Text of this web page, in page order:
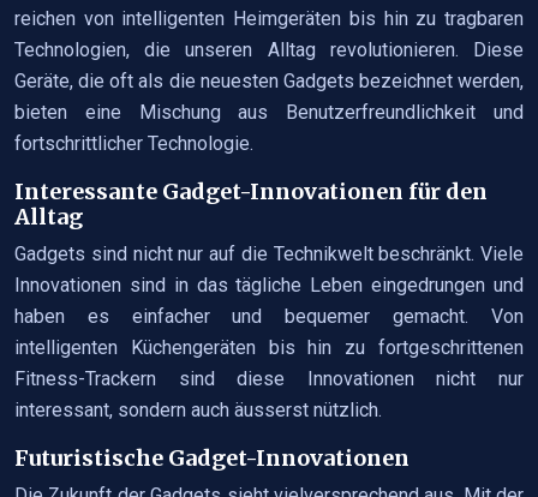
reichen von intelligenten Heimgeräten bis hin zu tragbaren
Technologien, die unseren Alltag revolutionieren. Diese
Geräte, die oft als die neuesten Gadgets bezeichnet werden,
bieten eine Mischung aus Benutzerfreundlichkeit und
fortschrittlicher Technologie.
Interessante Gadget-Innovationen für den
Alltag
Gadgets sind nicht nur auf die Technikwelt beschränkt. Viele
Innovationen sind in das tägliche Leben eingedrungen und
haben es einfacher und bequemer gemacht. Von
intelligenten Küchengeräten bis hin zu fortgeschrittenen
Fitness-Trackern sind diese Innovationen nicht nur
interessant, sondern auch äusserst nützlich.
Futuristische Gadget-Innovationen